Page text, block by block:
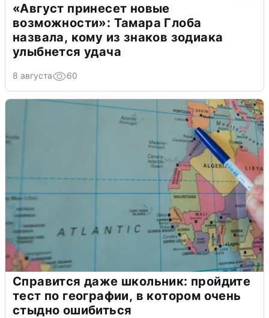
«Август принесет новые
возможности»: Тамара Глоба
назвала, кому из знаков зодиака
улыбнется удача
8 августа 60
Справится даже школьник: пройдите
тест по географии, в котором очень
стыдно ошибиться